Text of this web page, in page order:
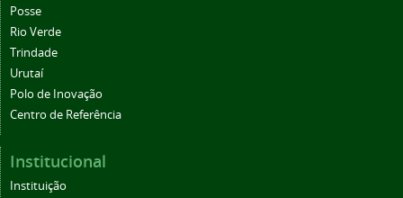
Posse
Rio Verde
Trindade
Urutaí
Polo de Inovação
Centro de Referência
Institucional
Instituição